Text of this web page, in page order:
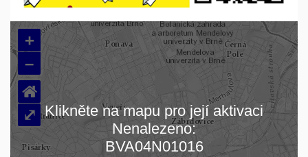
Načítám mapu…
+
–
⌂
⤢ Klikněte na mapu pro její aktivaci
Nenalezeno:
BVA04N01016